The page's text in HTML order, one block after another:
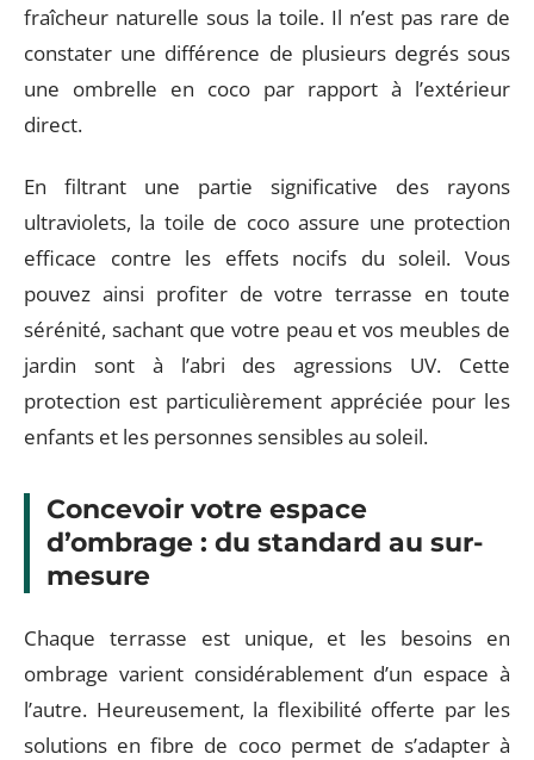
fraîcheur naturelle sous la toile. Il n’est pas rare de
constater une différence de plusieurs degrés sous
une ombrelle en coco par rapport à l’extérieur
direct.
En filtrant une partie significative des rayons
ultraviolets, la toile de coco assure une protection
efficace contre les effets nocifs du soleil. Vous
pouvez ainsi profiter de votre terrasse en toute
sérénité, sachant que votre peau et vos meubles de
jardin sont à l’abri des agressions UV. Cette
protection est particulièrement appréciée pour les
enfants et les personnes sensibles au soleil.
Concevoir votre espace
d’ombrage : du standard au sur-
mesure
Chaque terrasse est unique, et les besoins en
ombrage varient considérablement d’un espace à
l’autre. Heureusement, la flexibilité offerte par les
solutions en fibre de coco permet de s’adapter à